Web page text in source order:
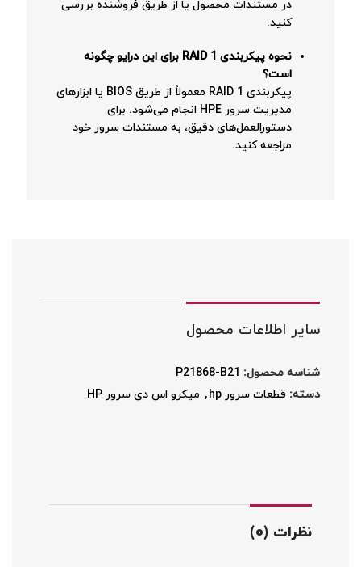
در مستندات محصول یا از طریق فروشنده بررسی
کنید.
نحوه پیکربندی RAID 1 برای این درایو چگونه
است؟
پیکربندی RAID 1 معمولاً از طریق BIOS یا ابزارهای
مدیریت سرور HPE انجام می‌شود. برای
دستورالعمل‌های دقیق، به مستندات سرور خود
مراجعه کنید.
سایر اطلاعات محصول
شناسه محصول: P21868-B21
دسته: قطعات سرور hp , میکرو اس دی سرور HP
نظرات (0)